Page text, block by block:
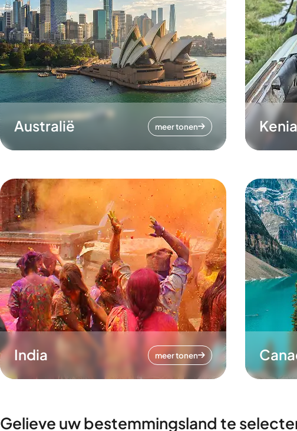
Australië meer tonen Kenia
India meer tonen
Gelieve uw bestemmingsland te